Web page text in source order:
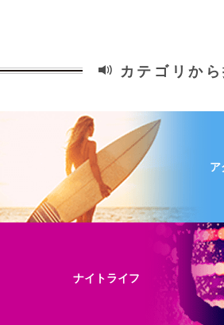
カテゴリか
ア
ナイトライフ